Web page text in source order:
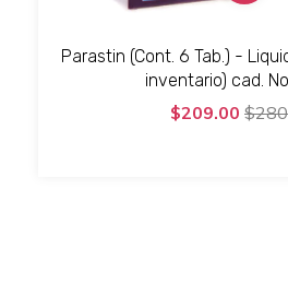
Parastin (Cont. 6 Tab.) -
inventario) cad.
$209.00